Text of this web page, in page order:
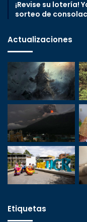
¡Revise su lotería!
sorteo de
Actualizaciones
Etiquetas